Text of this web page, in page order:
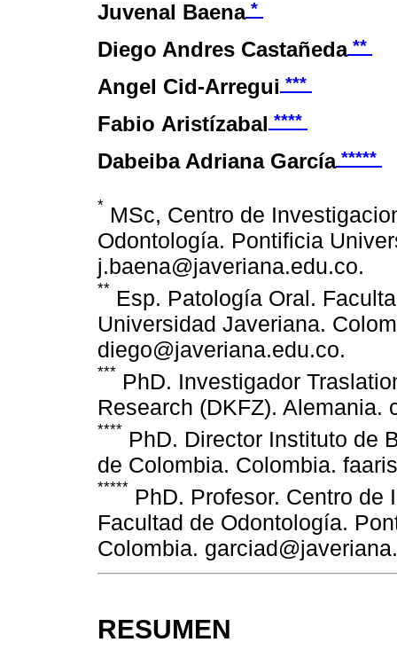
Juvenal Baena *
Diego Andres Castañeda **
Angel Cid-Arregui ***
Fabio Aristízabal ****
Dabeiba Adriana García *****
* MSc, Centro de
Odontología. Pontificia
j.baena@javeriana.edu.co.
** Esp. Patología Oral.
Universidad Javeriana.
diego@javeriana.edu.co.
*** PhD. Investigador
Research (DKFZ). Alemania.
**** PhD. Director Instituto de
de Colombia. Colombia.
***** PhD. Profesor. Centro
Facultad de Odontología.
Colombia.
RESUMEN